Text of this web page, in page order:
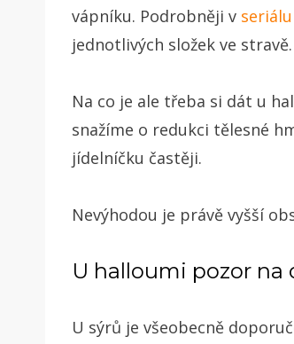
vápníku. Podrobněji v
jednotlivých složek ve stravě.
Na co je ale třeba si dát u
snažíme o redukci tělesné
jídelníčku častěji.
Nevýhodou je právě vyšší
U halloumi pozor na
U sýrů je všeobecně